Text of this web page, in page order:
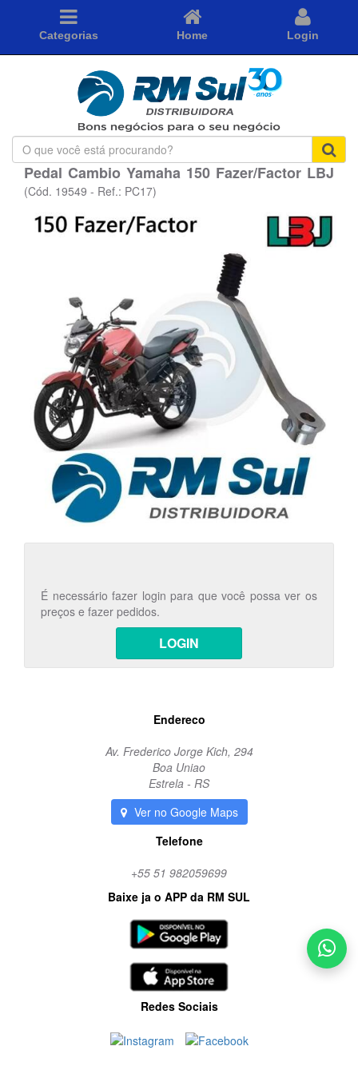
Categorias Home Login
O
que
você
está
Pedal Cambio Yamaha 150 Fazer/Factor LBJ
(Cód. 19549 - Ref.: PC17)
É necessário fazer login para que você possa ver os
preços e fazer pedidos.
LOGIN
Endereco
Av. Frederico Jorge Kich, 294
Boa Uniao
Estrela - RS
Ver no Google Maps
Telefone
+55 51 982059699
Baixe ja o APP da RM SUL
Redes Sociais